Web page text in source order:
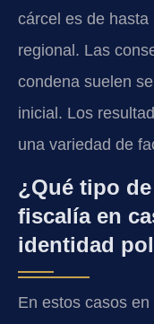
cárcel es de
regional. Las
condena suelen
inicial. Los
una variedad de
¿Qué tipo
fiscalía en
identidad
En estos casos